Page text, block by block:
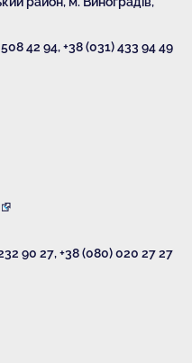
42 94,+38 (031) 433 94 49
90 27,+38 (080) 020 27 27